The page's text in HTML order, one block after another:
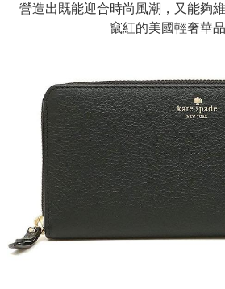
營造出既能迎合時尚風潮，又能夠
竄紅的美國輕奢華品